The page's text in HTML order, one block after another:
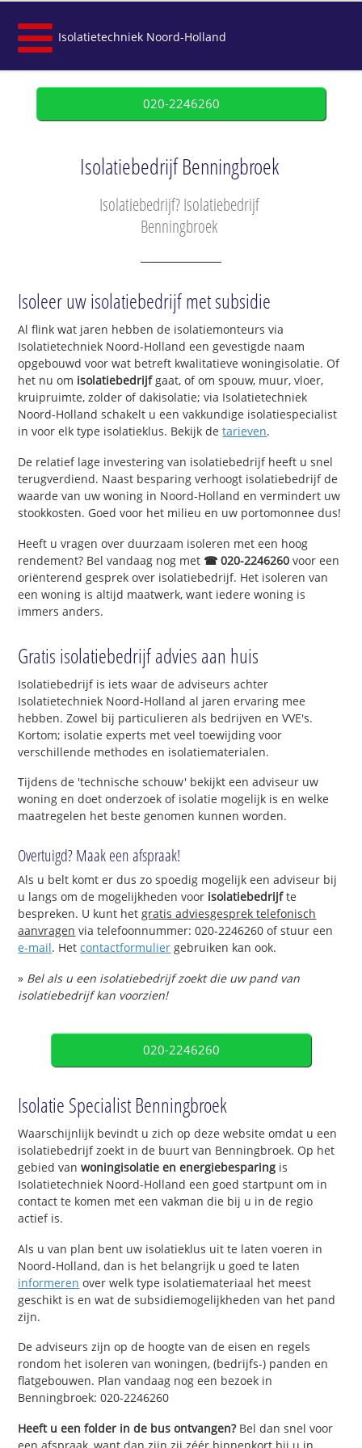
Isolatietechniek Noord-Holland
020-2246260
Isolatiebedrijf Benningbroek
Isolatiebedrijf? Isolatiebedrijf
Benningbroek
Isoleer uw isolatiebedrijf met subsidie
Al flink wat jaren hebben de isolatiemonteurs via
Isolatietechniek Noord-Holland een gevestigde naam
opgebouwd voor wat betreft kwalitatieve woningisolatie. Of
het nu om isolatiebedrijfgaat, of om spouw, muur, vloer,
kruipruimte, zolder of dakisolatie; via Isolatietechniek
Noord-Holland schakelt u een vakkundige isolatiespecialist
in voor elk type isolatieklus. Bekijk detarieven.
De relatief lage investering van isolatiebedrijf heeft u snel
terugverdiend. Naast besparing verhoogt isolatiebedrijf de
waarde van uw woning in Noord-Holland en vermindert uw
stookkosten. Goed voor het milieu en uw portomonnee dus!
Heeft u vragen over duurzaam isoleren met een hoog
rendement? Bel vandaag nog met ☎ 020-2246260 voor een
oriënterend gesprek over isolatiebedrijf. Het isoleren van
een woning is altijd maatwerk, want iedere woning is
immers anders.
Gratis isolatiebedrijf advies aan huis
Isolatiebedrijf is iets waar de adviseurs achter
Isolatietechniek Noord-Holland al jaren ervaring mee
hebben. Zowel bij particulieren als bedrijven en VVE's.
Kortom; isolatie experts met veel toewijding voor
verschillende methodes en isolatiematerialen.
Tijdens de 'technische schouw' bekijkt een adviseur uw
woning en doet onderzoek of isolatie mogelijk is en welke
maatregelen het beste genomen kunnen worden.
Overtuigd? Maak een afspraak!
Als u belt komt er dus zo spoedig mogelijk een adviseur bij
u langs om de mogelijkheden voor isolatiebedrijfte
bespreken. U kunt hetgratis adviesgesprek telefonisch
aanvragen via telefoonnummer: 020-2246260 of stuur een
e-mail. Hetcontactformulier gebruiken kan ook.
» Bel als u een isolatiebedrijf zoekt die uw pand van
isolatiebedrijf kan voorzien!
020-2246260
Isolatie Specialist Benningbroek
Waarschijnlijk bevindt u zich op deze website omdat u een
isolatiebedrijf zoekt in de buurt van Benningbroek. Op het
gebied vanwoningisolatie en energiebesparing is
Isolatietechniek Noord-Holland een goed startpunt om in
contact te komen met een vakman die bij u in de regio
actief is.
Als u van plan bent uw isolatieklus uit te laten voeren in
Noord-Holland, dan is het belangrijk u goed te laten
informeren over welk type isolatiemateriaal het meest
geschikt is en wat de subsidiemogelijkheden van het pand
zijn.
De adviseurs zijn op de hoogte van de eisen en regels
rondom het isoleren van woningen, (bedrijfs-) panden en
flatgebouwen. Plan vandaag nog een bezoek in
Benningbroek: 020-2246260
Heeft u een folder in de bus ontvangen?Bel dan snel voor